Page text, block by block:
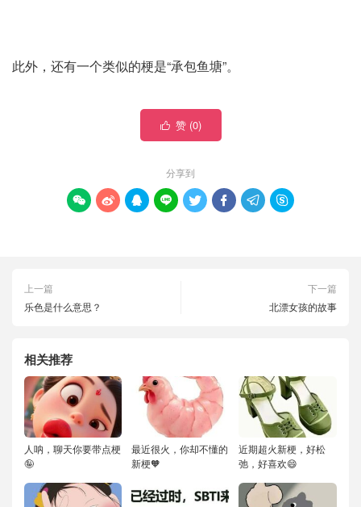
此外，还有一个类似的梗是“承包鱼塘”。
 赞 (0)
分享到
       
上一篇
乐色是什么意思？
下一篇
北漂女孩的故事
相关推荐
人呐，聊天你要带点梗
🤪
最近很火，你却不懂的
新梗🧡
近期超火新梗，好松
弛，好喜欢😄